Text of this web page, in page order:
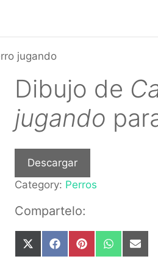
jugando
Dibujo de
jugando
Descargar
Category: Perros
Compartelo:
Share
on
Share
on
Share
on
Share
on
Share
on